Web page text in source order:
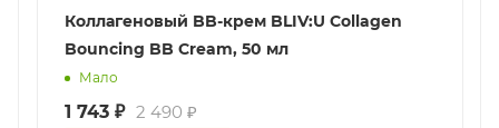
Коллагеновый BB-крем BLIV:U Collagen
Bouncing BB Cream, 50 мл
Мало
1 743 ₽ 2 490 ₽